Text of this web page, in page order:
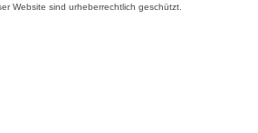
Website sind urheberrechtlich geschützt.